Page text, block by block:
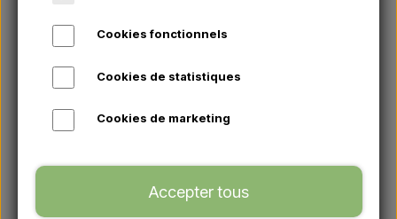
Cookies fonctionnels
Cookies de statistiques
Cookies de marketing
Accepter tous